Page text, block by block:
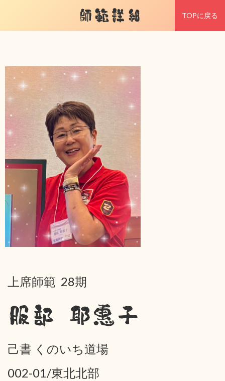
師範詳細 TOPに戻る
上席師範 28期
服部 耶惠子
己書 くのいち道場
002-01/東北北部